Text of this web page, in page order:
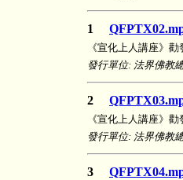
1
《宣化上人講座》
發行單位: 法界佛教
2
《宣化上人講座》
發行單位: 法界佛教
3